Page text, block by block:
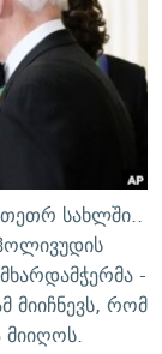
თეთრ სახლში..
-
მიიჩნევს, რომ
მიიღოს.